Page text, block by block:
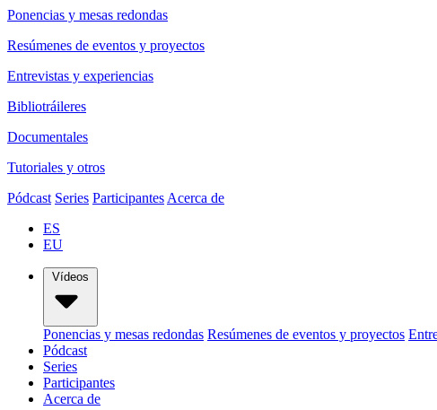
Ponencias y mesas redondas
Resúmenes de eventos y proyectos
Entrevistas y experiencias
Bibliotráileres
Documentales
Tutoriales y otros
Pódcast Series Participantes Acerca de
ES
EU
Vídeos
Ponencias y mesas redondas Resúmenes de eventos y proyectos
Pódcast
Series
Participantes
Acerca de